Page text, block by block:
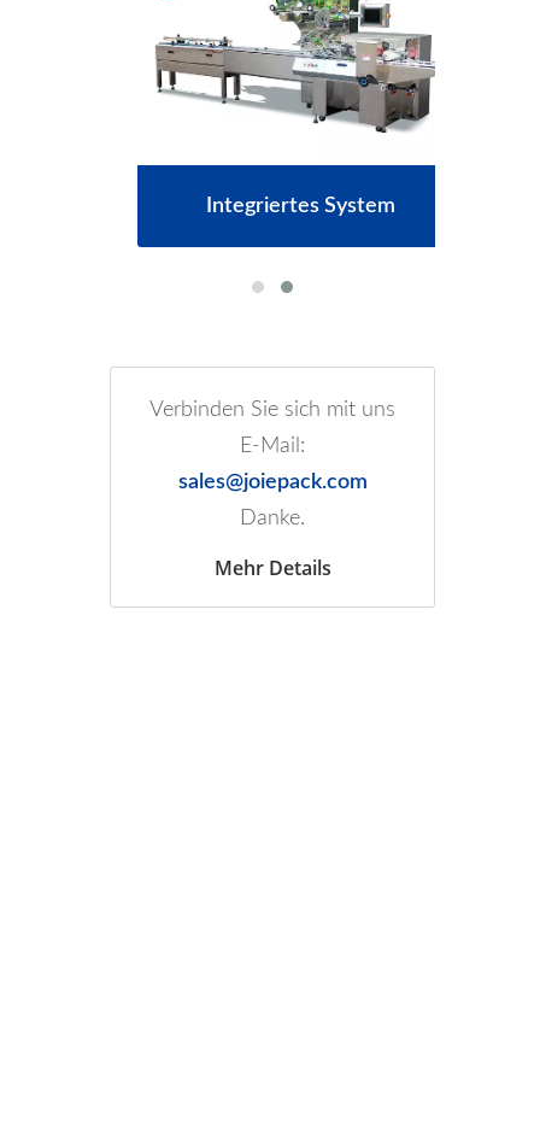
Integriertes System
Verbinden Sie sich mit uns
E-Mail:
sales@joiepack.com
Danke.
Mehr Details